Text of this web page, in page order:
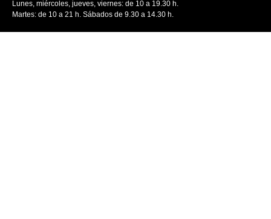
Lunes, miércoles, jueves, viernes: de 10 a 19.30 h.
Martes: de 10 a 21 h. Sábados de 9.30 a 14.30 h.